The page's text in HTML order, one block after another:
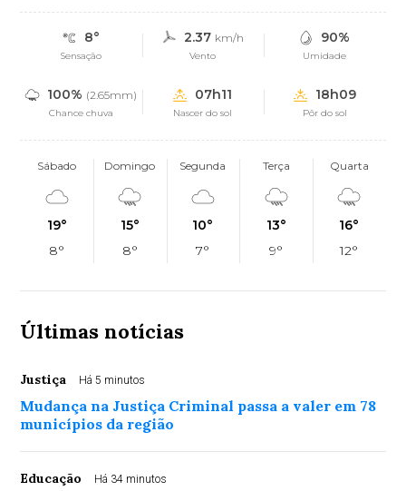
8°
Sensação
2.37 km/h
Vento
90%
Umidade
100% (2.65mm)
Chance chuva
07h11
Nascer do sol
18h09
Pôr do sol
Sábado
19°
8°
Domingo
15°
8°
Segunda
10°
7°
Terça
13°
9°
Quarta
16°
12°
Últimas notícias
Justiça Há 5 minutos
Mudança na Justiça Criminal passa a valer em 78
municípios da região
Educação Há 34 minutos